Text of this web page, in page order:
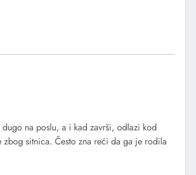
na poslu, a i kad završi, odlazi kod
sitnica. Često zna reći da ga je rodila